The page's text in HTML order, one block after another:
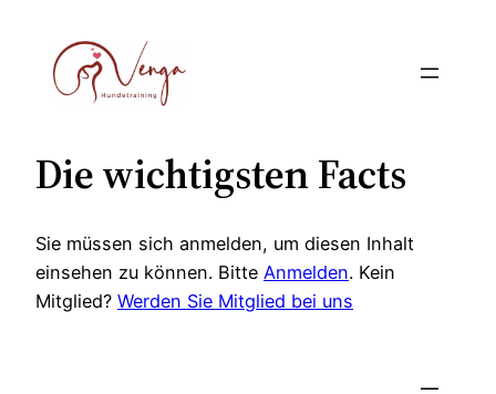
springen
Die wichtigsten Facts
Sie müssen sich anmelden, um diesen Inhalt
einsehen zu können. Bitte Anmelden. Kein
Mitglied? Werden Sie Mitglied bei uns